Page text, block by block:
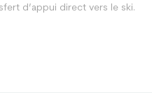
d’appui direct vers le ski.